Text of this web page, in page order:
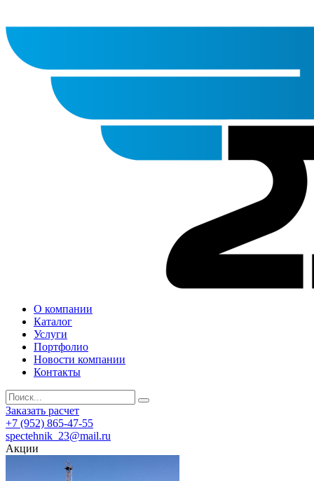
О компании
Каталог
Услуги
Портфолио
Новости компании
Контакты
Заказать расчет
+7 (952) 865-47-55
spectehnik_23@mail.ru
Акции